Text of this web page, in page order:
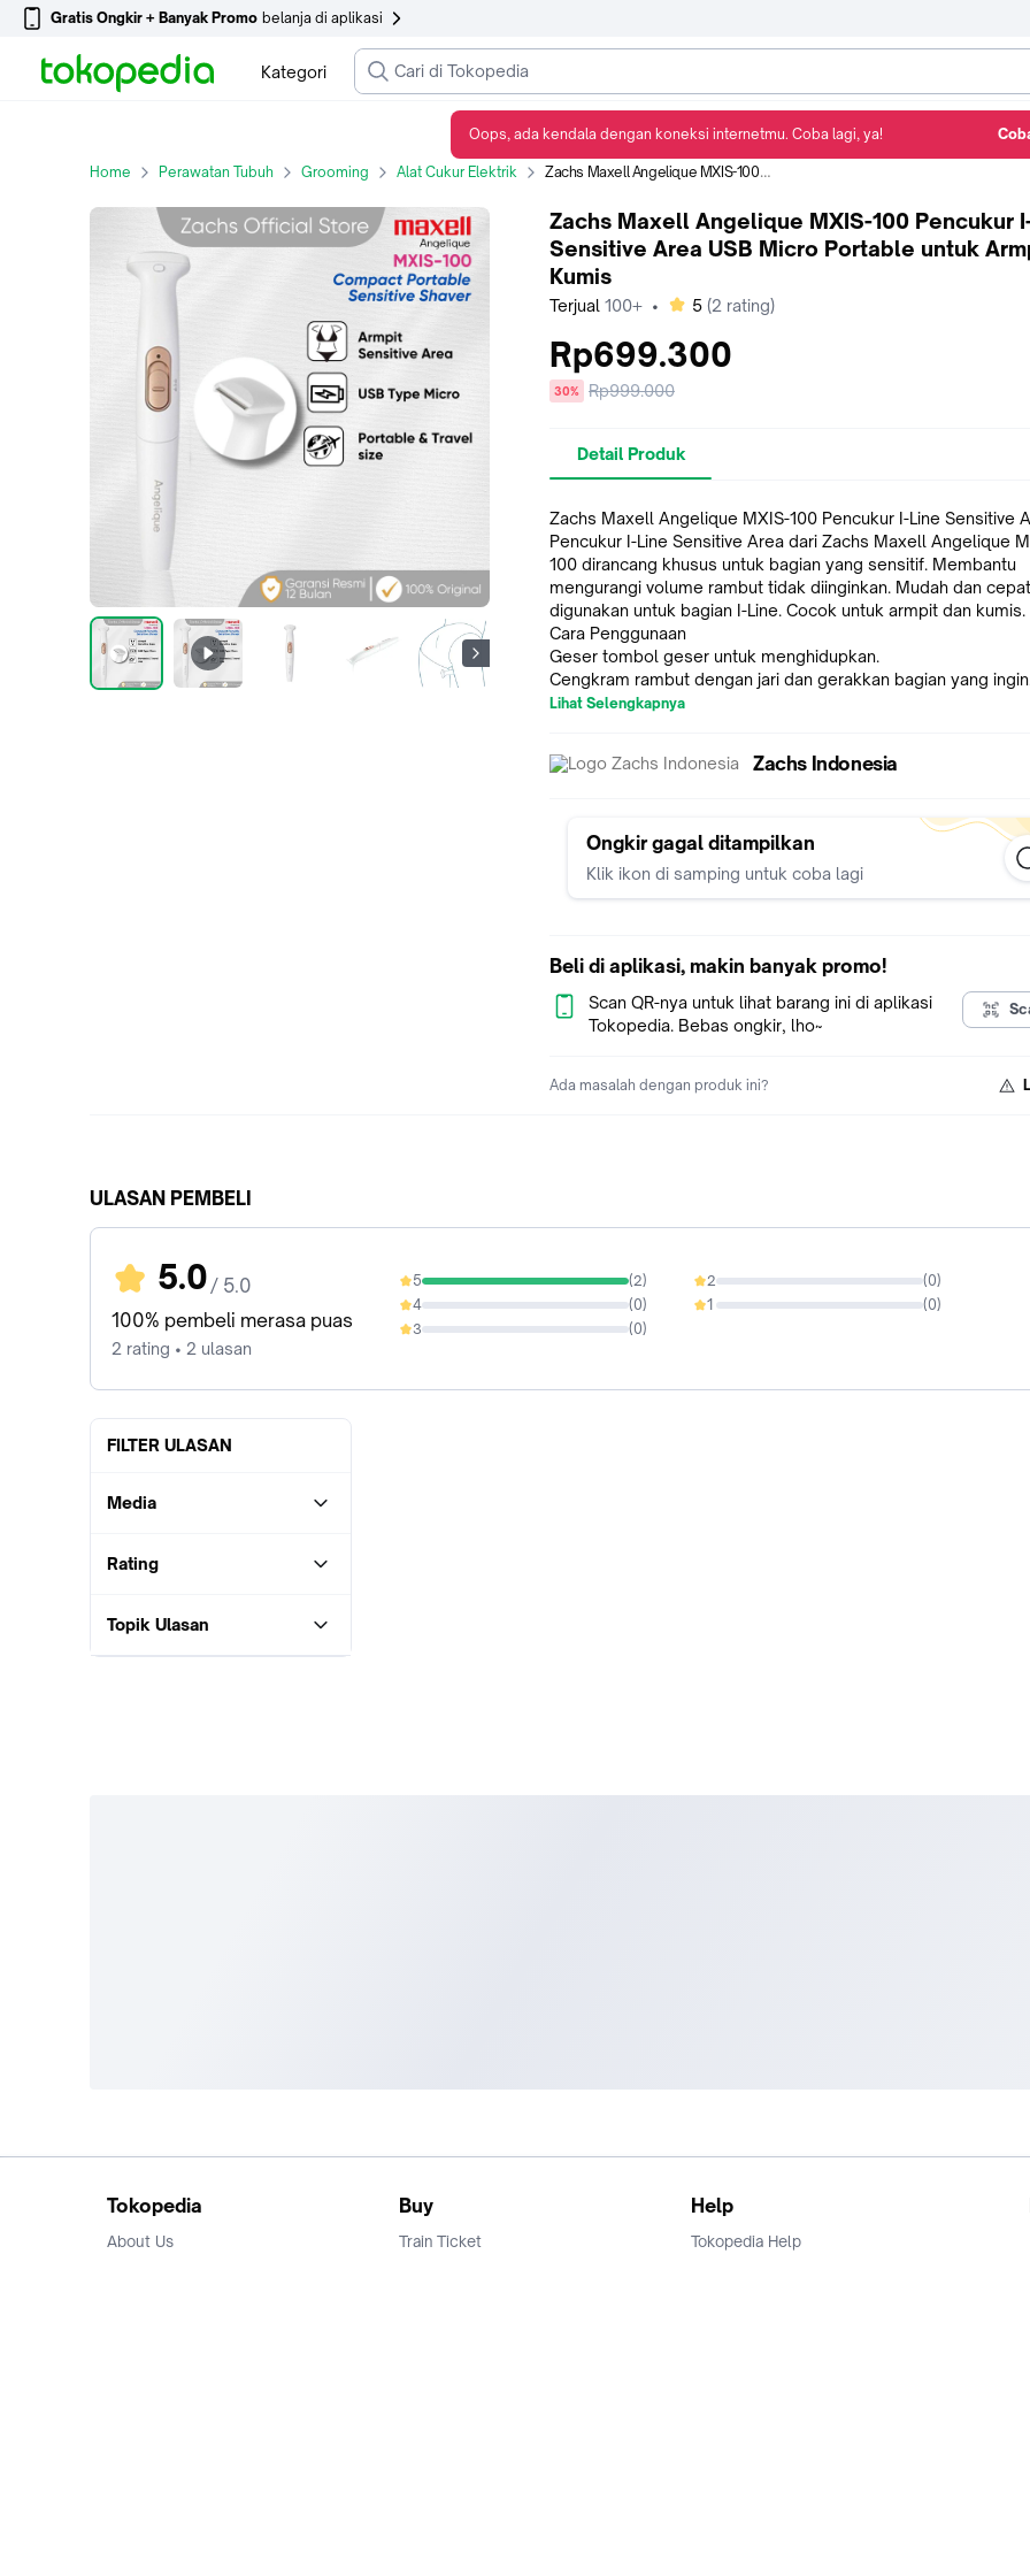
Gratis Ongkir + Banyak Promo belanja di aplikasi
Kategori
Home Perawatan Tubuh Grooming Alat Cukur Elektrik Zachs Maxell Angelique MXIS-100 Pencukur I-Line Sensitive Area USB Micro Portable untuk Armpit & Kumis
Zachs Maxell Angelique MXIS-100 Pencukur
Sensitive Area USB Micro Portable untuk
Kumis
Terjual 100+ • bintang
5 (2 rating)
Rp699.300
diskon
30%
Harga
Rp999.000
Detail Produk
Zachs Maxell Angelique MXIS-100 Pencukur I-Line Sensitive
Pencukur I-Line Sensitive Area dari Zachs Maxell Angelique
100 dirancang khusus untuk bagian yang sensitif. Membantu
mengurangi volume rambut tidak diinginkan. Mudah dan cepat
digunakan untuk bagian I-Line. Cocok untuk armpit dan kumis.
Cara Penggunaan
Geser tombol geser untuk menghidupkan.
Cengkram rambut dengan jari dan gerakkan bagian yang ingin
dicukur ke sikat.
Model: MXIS-100
Waktu Operasional: Level 1 sekitar 90 menit, Level 2 sekitar
Berat: Sekitar 45g
Sumber Daya: Tipe USB Micro, Input DC 5V/ Max 200mA
Kabel pengisian
Sikat pembersih
Buku petunjuk pengguna
Lihat Selengkapnya
Zachs Indonesia
Ongkir gagal ditampilkan
Klik ikon di samping untuk coba lagi
Beli di aplikasi, makin banyak promo!
Scan QR-nya untuk lihat barang ini di aplikasi
Tokopedia. Bebas ongkir, lho~
Ada masalah dengan produk ini?
ULASAN PEMBELI
5.0 / 5.0
100% pembeli merasa puas
2 rating • 2 ulasan
5 (2)
100%
4 (0)
0%
3 (0)
0%
2 (0)
0%
1 (0)
0%
FILTER ULASAN
Media
Rating
Topik Ulasan
Tokopedia
About Us
Buy
Train Ticket
Help
Tokopedia Help
Oops, ada kendala dengan koneksi internetmu. Coba lagi, ya!